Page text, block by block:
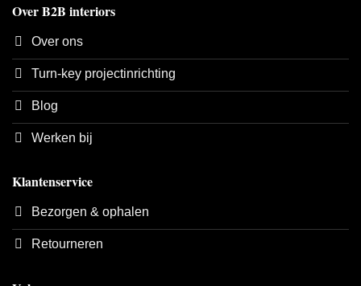
Over B2B interiors
Over ons
Turn-key projectinrichting
Blog
Werken bij
Klantenservice
Bezorgen & ophalen
Retourneren